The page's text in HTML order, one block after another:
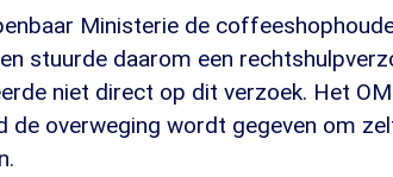
Ministerie de
stuurde daarom een
niet direct op dit verzoek. Het
de overweging wordt gegeven om